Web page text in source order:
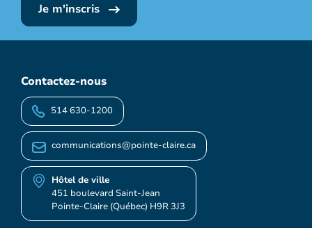
Je m'inscris
Contactez-nous
514 630-1200
communications@pointe-claire.ca
Hôtel de ville
451 boulevard Saint-Jean
Pointe-Claire (Québec) H9R 3J3